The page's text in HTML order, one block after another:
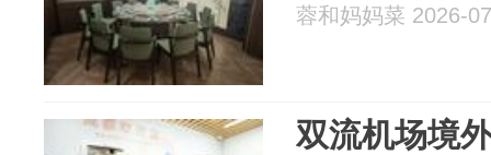
蓉和妈妈菜 2026-
双流机场境